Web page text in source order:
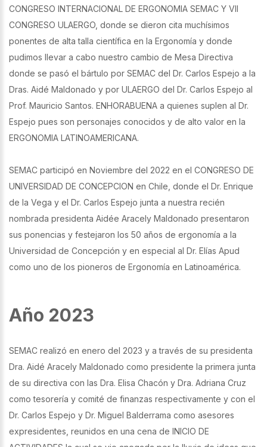
CONGRESO INTERNACIONAL DE ERGONOMIA SEMAC Y VII
CONGRESO ULAERGO, donde se dieron cita muchísimos
ponentes de alta talla científica en la Ergonomía y donde
pudimos llevar a cabo nuestro cambio de Mesa Directiva
donde se pasó el bártulo por SEMAC del Dr. Carlos Espejo a la
Dras. Aidé Maldonado y por ULAERGO del Dr. Carlos Espejo al
Prof. Mauricio Santos. ENHORABUENA a quienes suplen al Dr.
Espejo pues son personajes conocidos y de alto valor en la
ERGONOMIA LATINOAMERICANA.
SEMAC participó en Noviembre del 2022 en el CONGRESO DE
UNIVERSIDAD DE CONCEPCION en Chile, donde el Dr. Enrique
de la Vega y el Dr. Carlos Espejo junta a nuestra recién
nombrada presidenta Aidée Aracely Maldonado presentaron
sus ponencias y festejaron los 50 años de ergonomía a la
Universidad de Concepción y en especial al Dr. Elías Apud
como uno de los pioneros de Ergonomía en Latinoamérica.
Año 2023
SEMAC realizó en enero del 2023 y a través de su presidenta
Dra. Aidé Aracely Maldonado como presidente la primera junta
de su directiva con las Dra. Elisa Chacón y Dra. Adriana Cruz
como tesorería y comité de finanzas respectivamente y con el
Dr. Carlos Espejo y Dr. Miguel Balderrama como asesores
expresidentes, reunidos en una cena de INICIO DE